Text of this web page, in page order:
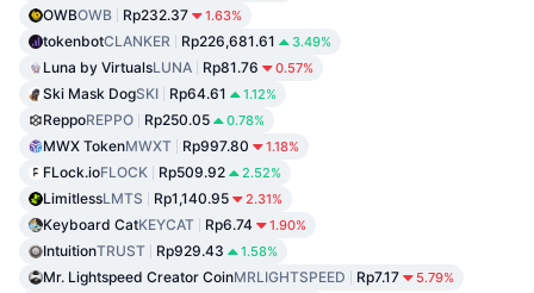
OWBOWB Rp232.37 1.63%
tokenbotCLANKER Rp226,681.61 3.49%
Luna by VirtualsLUNA Rp81.76 0.57%
Ski Mask DogSKI Rp64.61 1.12%
ReppoREPPO Rp250.05 0.78%
MWX TokenMWXT Rp997.80 1.18%
FLock.ioFLOCK Rp509.92 2.52%
LimitlessLMTS Rp1,140.95 2.31%
Keyboard CatKEYCAT Rp6.74 1.90%
IntuitionTRUST Rp929.43 1.58%
Mr. Lightspeed Creator CoinMRLIGHTSPEED Rp7.17 5.79%